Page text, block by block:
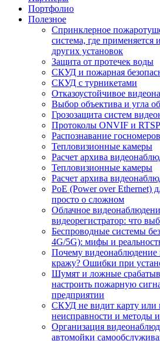
Портфолио
Полезное
Спринклерное
система, где применяется
других установок
Защита от протечек воды
СКУД и пожарная
СКУД с турникетами
Отказоустойчивое
Выбор объектива и угла
Грозозащита систем
Протоколы ONVIF и RTSP
Распознавание
Тепловизионные камеры
Расчет архива
Тепловизионные камеры
Расчет архива
PoE (Power over Ethernet)
просто о сложном
Облачное
видеорегистратор: что
Беспроводные системы
4G/5G): мифы и
Почему видеонаблюдение
кражу? Ошибки при
Шумят и ложные
настроить пожарную
предприятии
СКУД не видит карту или
неисправности и методы
Организация
автомойки